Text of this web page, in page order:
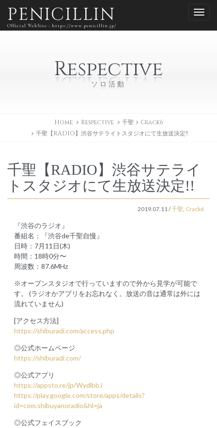
PENICILLIN
Official WebSite - https://www.penicillin.jp/
Respective
ソロ活動
Home Respective 千聖
Crack6
千聖【RADIO】渋谷サテライトスタジオにて生放送決定!!
千聖【RADIO】渋谷サテライ
トスタジオにて生放送決定!!
2019.07.11/千聖, Crack6
『渋谷のラジオ』
番組名：『渋谷de千聖自慢』
日時：7月11日(木)
時間：18時0分〜
周波数：87.6MHz
※オープンスタジオで行っていますので外から見学が可能で
す。 (ラジオかアプリをお忘れなく。放送の音は通常は外には
流れていません)
[アクセス方法]
https://shiburadi.com/access.php
◎公式ホームページ
https://shiburadi.com/
◎公式アプリ
https://appsto.re/jp/Wydlbb.i
https://play.google.com/store/apps/details?
id=com.shibuyanoradio&hl=ja
◎公式フェイスブック